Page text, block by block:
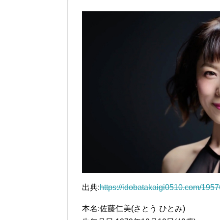
出典:https://idobatakaigi0510.com/
本名:佐藤仁美(さとう ひとみ)